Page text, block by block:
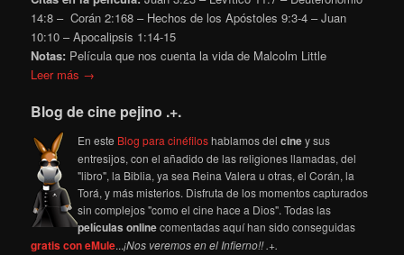
14:8 – Corán 2:168 – Hechos de los Apóstoles 9:3-4 – Juan
10:10 – Apocalipsis 1:14-15
Notas: Película que nos cuenta la vida de Malcolm Little
Leer más →
Blog de cine pejino .+.
En este Blog para cinéfiloshablamos delciney sus
entresijos, con el añadido de las religiones llamadas, del
"libro", la Biblia, ya sea Reina Valera u otras, el Corán, la
Torá, y más misterios. Disfruta de los momentos capturados
sin complejos "como el cine hace a Dios". Todas las
películas onlinecomentadas aquí han sido conseguidas
gratis con eMule...¡Nos veremos en el Infierno!! .+.